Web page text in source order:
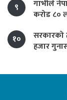
९
गाभीले
करोड ८०
१०
सरकारको
हजार